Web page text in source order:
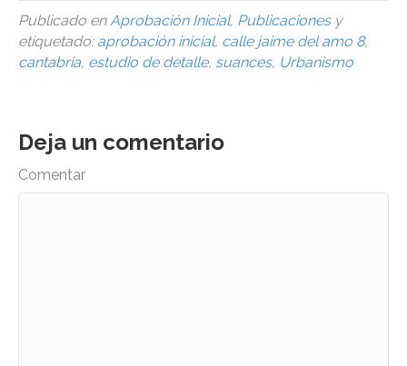
Publicado en Aprobación Inicial, Publicacionesy
etiquetado: aprobación inicial, calle jaime del amo 8,
cantabria, estudio de detalle, suances, Urbanismo
Deja un comentario
Comentar